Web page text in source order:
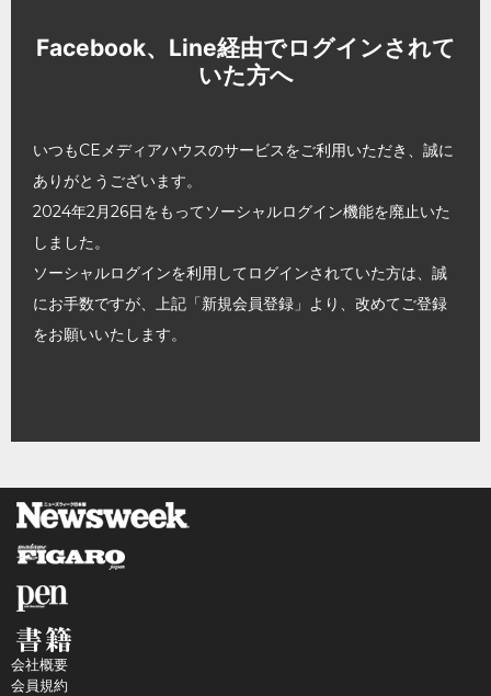
Facebook、Line経由でログインされて
いた方へ
いつもCEメディアハウスのサービスをご利用いただき、誠に
ありがとうございます。
2024年2月26日をもってソーシャルログイン機能を廃止いた
しました。
ソーシャルログインを利用してログインされていた方は、誠
にお手数ですが、上記「新規会員登録」より、改めてご登録
をお願いいたします。
会社概要
会員規約